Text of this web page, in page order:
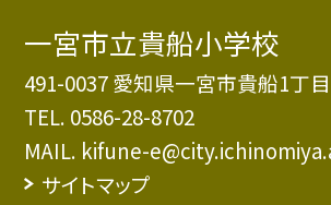
一宮市立貴船小学校
491-0037 愛知県一宮市貴船1丁
TEL. 0586-28-8702
MAIL. kifune-
サイトマップ